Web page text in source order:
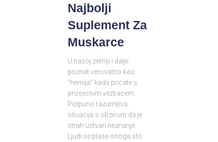
Najbolji
Suplement Za
Muskarce
U nasoj zemlji i dalje
poznat verovatno kao
“hemija” kada pricate s
prosecnim vezbacem.
Potpuno razumljiva
situacija s obzirom da je
strah ustvari neznanje.
Ljudi se plase onoga sto